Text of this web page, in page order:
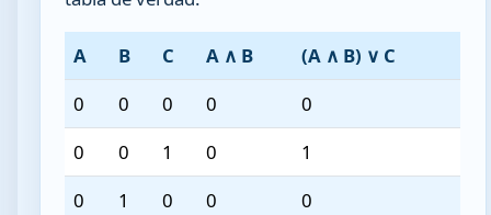
A B C A ∧ B
(A ∧ B) ∨ C
0
0 0 0
0
0
0 1 0
1
0
1 0 0
0